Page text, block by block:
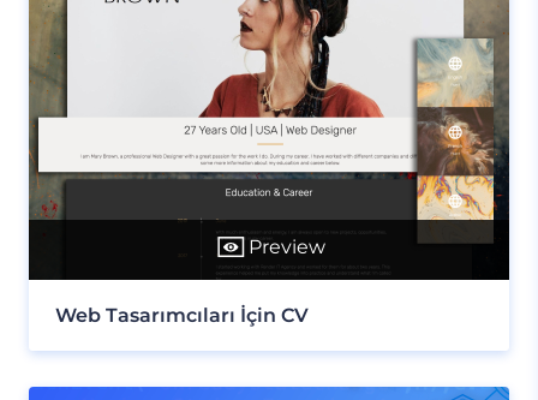
Preview
Web Tasarımcıları İçin CV